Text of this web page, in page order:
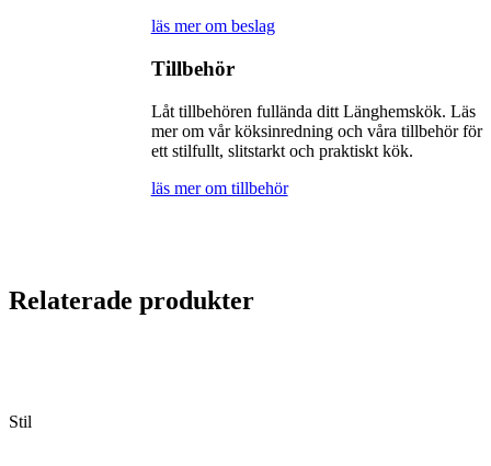
läs mer om beslag
Tillbehör
Låt tillbehören fullända ditt Länghemskök. Läs
mer om vår köksinredning och våra tillbehör för
ett stilfullt, slitstarkt och praktiskt kök.
läs mer om tillbehör
Relaterade produkter
Stil